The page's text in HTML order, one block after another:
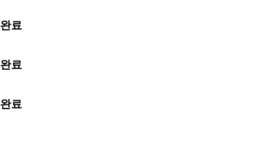
완료
완료
완료